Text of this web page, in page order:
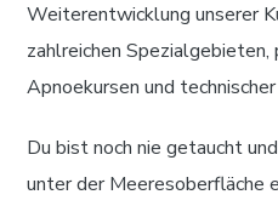
Weiterentwicklung unserer
zahlreichen
Apnoekursen und
Du bist noch nie getaucht
unter der Meeresoberfläche